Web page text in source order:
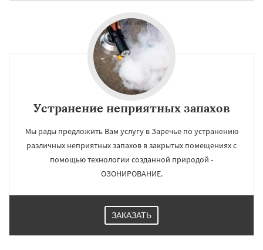
Устранение неприятных запахов
Мы рады предложить Вам услугу в Заречье по устранению
различных неприятных запахов в закрытых помещениях с
помощью технологии созданной природой -
ОЗОНИРОВАНИЕ.
ЗАКАЗАТЬ